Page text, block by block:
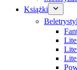
Książki